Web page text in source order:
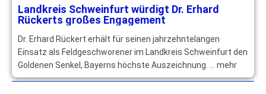
Landkreis Schweinfurt würdigt Dr. Erhard
Rückerts großes Engagement
Dr. Erhard Rückert erhält für seinen jahrzehntelangen
Einsatz als Feldgeschworener im Landkreis Schweinfurt den
Goldenen Senkel, Bayerns höchste Auszeichnung. … mehr